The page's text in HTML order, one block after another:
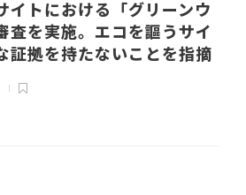
イトにおける「グリーンウ
査を実施。エコを謳うサイ
証拠を持たないことを指摘